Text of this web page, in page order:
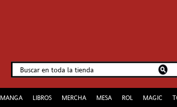
MANGA LIBROS MERCHA MESA ROL MAGIC